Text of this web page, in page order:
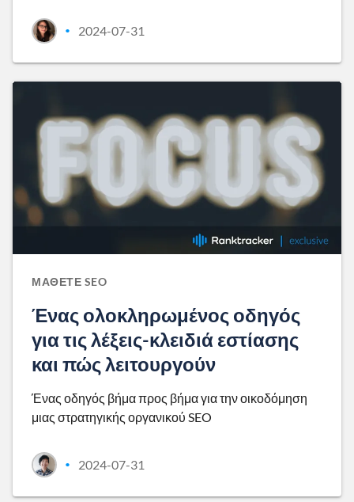
• 2024-07-31
ΜΆΘΕΤΕ SEO
Ένας ολοκληρωμένος οδηγός
για τις λέξεις-κλειδιά εστίασης
και πώς λειτουργούν
Ένας οδηγός βήμα προς βήμα για την οικοδόμηση
μιας στρατηγικής οργανικού SEO
• 2024-07-31